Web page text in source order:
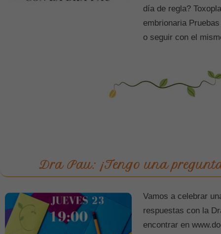
día de regla?
embrionaria
o seguir con el
Dra Pau: ¡Tengo una
Vamos a celebrar
respuestas con la
encontrar en